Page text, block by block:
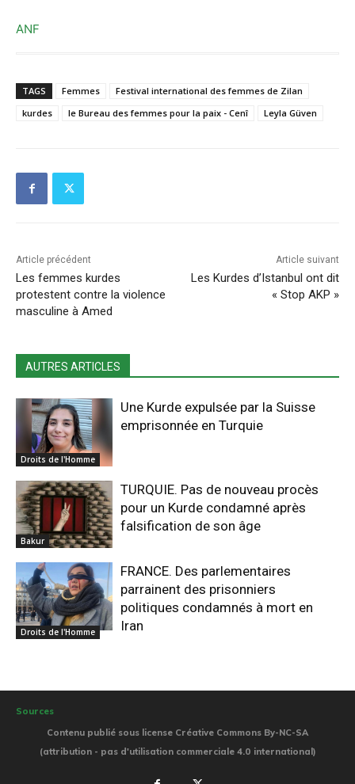
ANF
TAGS Femmes
Festival international des femmes de Zilan
kurdes
le Bureau des femmes pour la paix - Cenî Leyla Güven
Article précédent
Les femmes kurdes
protestent contre la violence
masculine à Amed
Article suivant
Les Kurdes d’Istanbul ont dit
« Stop AKP »
AUTRES ARTICLES
Droits de l'Homme
Une Kurde expulsée par la Suisse
emprisonnée en Turquie
Bakur
TURQUIE. Pas de nouveau procès
pour un Kurde condamné après
falsification de son âge
Droits de l'Homme
FRANCE. Des parlementaires
parrainent des prisonniers
politiques condamnés à mort en
Iran
Sources
Contenu publié sous license Créative Commons By-NC-SA
(attribution - pas d'utilisation commerciale 4.0 international)